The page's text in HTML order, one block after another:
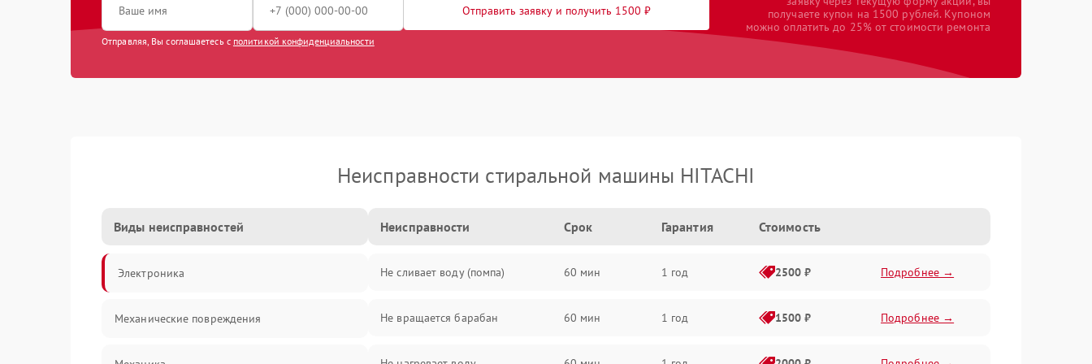
Отправить заявку и получить 1500 ₽
Отправляя, Вы соглашаетесь с политикой конфиденциальности
получаете купон на 1500 рублей. Купоном
можно оплатить до 25% от стоимости ремонта
Неисправности стиральной машины HITACHI
Виды неисправностей
Электроника
Механические повреждения
Неисправности Срок Гарантия Стоимость
Не сливает воду (помпа) 60 мин 1 год 2500 ₽ Подробнее →
Не вращается барабан 60 мин 1 год 1500 ₽ Подробнее →